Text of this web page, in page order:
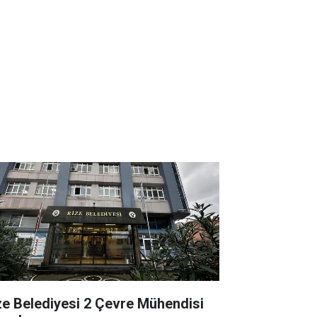
Belediyesi 2 Çevre Mühendisi